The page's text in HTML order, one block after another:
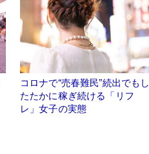
コロナで“売春難民”続出でもし
たたかに稼ぎ続ける「リフ
レ」女子の実態